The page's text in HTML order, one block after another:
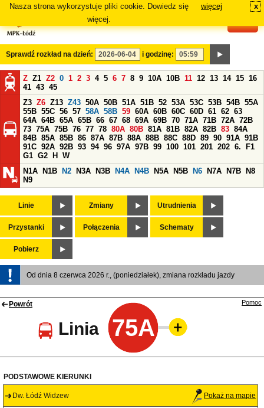
Nasza strona wykorzystuje pliki cookie. Dowiedz się
więcej.
więcej x
Sprawdź rozkład na dzień: i godzinę:
Z Z1 Z2 0 1 2 3 4 5 6 7 8 9 10A 10B 11 12 13 14 15 16
41 43 45
Z3 Z6 Z13 Z43 50A 50B 51A 51B 52 53A 53C 53B 54B 55A
55B 55C 56 57 58A 58B 59 60A 60B 60C 60D 61 62 63
64A 64B 65A 65B 66 67 68 69A 69B 70 71A 71B 72A 72B
73 75A 75B 76 77 78 80A 80B 81A 81B 82A 82B 83 84A
84B 85A 85B 86 87A 87B 88A 88B 88C 88D 89 90 91A 91B
91C 92A 92B 93 94 96 97A 97B 99 100 101 201 202 6.
F1
G1 G2 H
W
N1A
N1B N2 N3A N3B N4A N4B N5A N5B N6 N7A N7B
N8
N9
Linie Zmiany Utrudnienia
Przystanki Połączenia Schematy
Pobierz
Od dnia 8 czerwca 2026 r., (poniedziałek), zmiana rozkładu jazdy
Powrót
Linia 75A
Pomoc
PODSTAWOWE KIERUNKI
Dw. Łódź Widzew Pokaż na mapie